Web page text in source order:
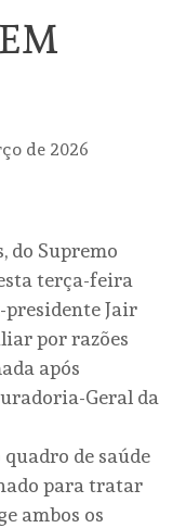
de 2026
do Supremo
terça-feira
presidente Jair
por razões
após
Geral da
de saúde
para tratar
ambos os